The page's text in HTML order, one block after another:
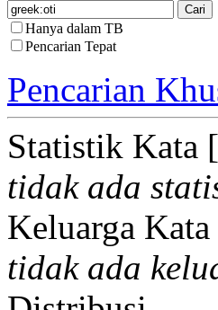
Hanya dalam TB
Pencarian Tepat
Pencarian
Statistik Kata
tidak ada
Keluarga
tidak ada